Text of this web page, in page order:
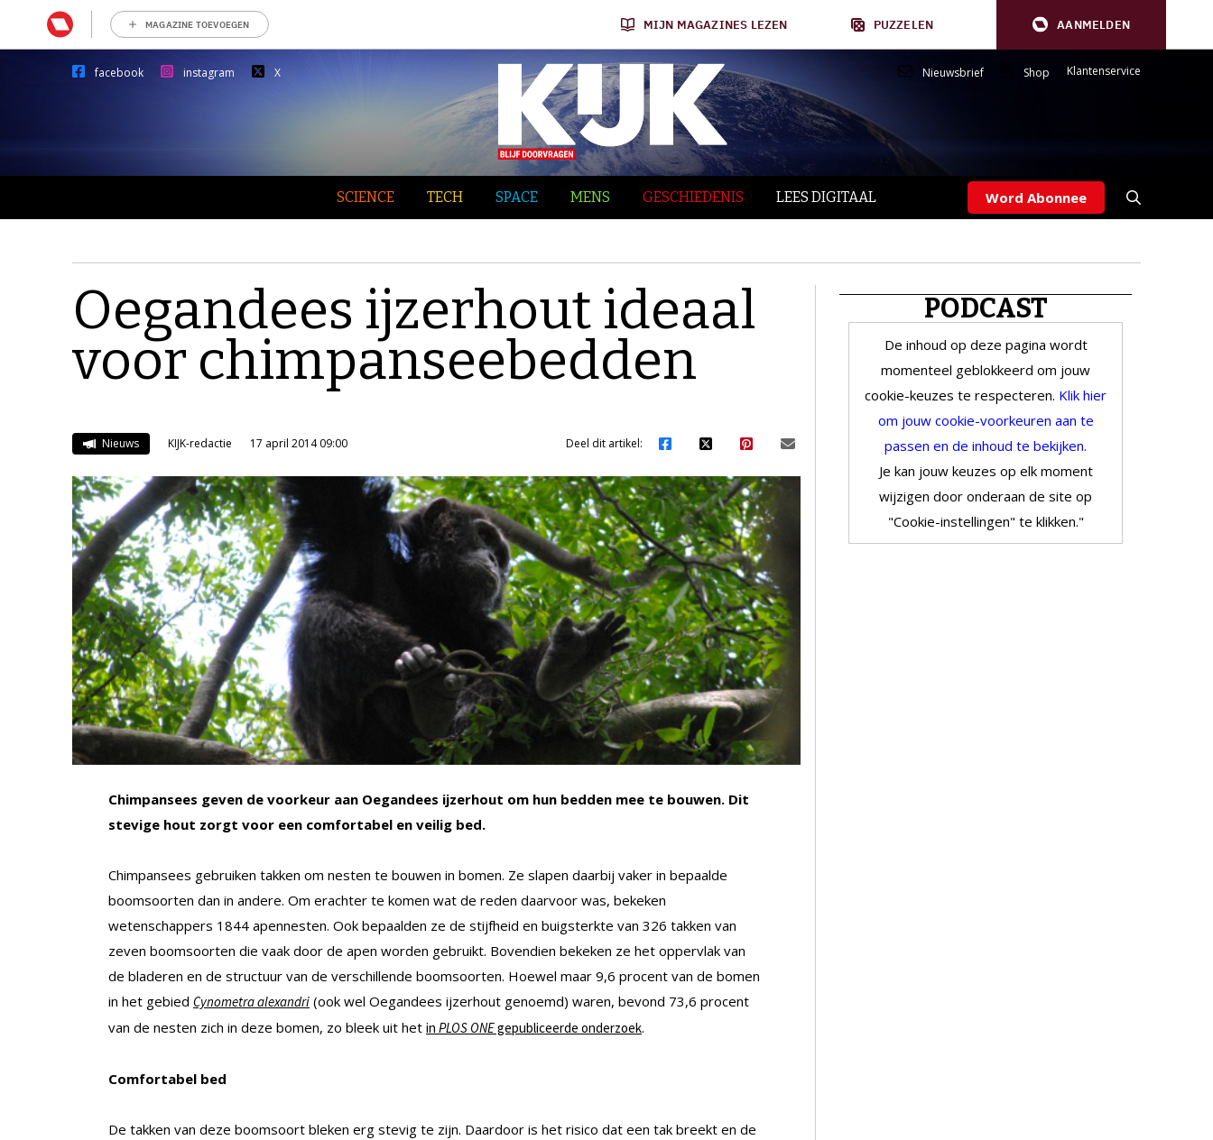
MAGAZINE TOEVOEGEN MIJN MAGAZINES LEZEN PUZZELEN AANMELDEN
facebook instagram X Nieuwsbrief Shop Klantenservice
SCIENCE TECH SPACE MENS GESCHIEDENIS LEES DIGITAAL Word Abonnee
Oegandees ijzerhout ideaal
voor chimpanseebedden
Nieuws KIJK-redactie 17 april 2014 09:00 Deel dit artikel:
Chimpansees geven de voorkeur aan Oegandees ijzerhout om hun bedden mee te bouwen. Dit
stevige hout zorgt voor een comfortabel en veilig bed.
Chimpansees gebruiken takken om nesten te bouwen in bomen. Ze slapen daarbij vaker in bepaalde
boomsoorten dan in andere. Om erachter te komen wat de reden daarvoor was, bekeken
wetenschappers 1844 apennesten. Ook bepaalden ze de stijfheid en buigsterkte van 326 takken van
zeven boomsoorten die vaak door de apen worden gebruikt. Bovendien bekeken ze het oppervlak van
de bladeren en de structuur van de verschillende boomsoorten. Hoewel maar 9,6 procent van de bomen
in het gebied Cynometra alexandri (ook wel Oegandees ijzerhout genoemd) waren, bevond 73,6 procent
van de nesten zich in deze bomen, zo bleek uit het in PLOS ONEgepubliceerde onderzoek.
Comfortabel bed
De takken van deze boomsoort bleken erg stevig te zijn. Daardoor is het risico dat een tak breekt en de
PODCAST
De inhoud op deze pagina wordt
momenteel geblokkeerd om jouw
cookie-keuzes te respecteren. Klik hier
om jouw cookie-voorkeuren aan te
passen en de inhoud te bekijken.
Je kan jouw keuzes op elk moment
wijzigen door onderaan de site op
"Cookie-instellingen" te klikken."